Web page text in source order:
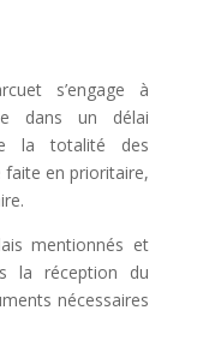
s’engage à
dans un délai
la totalité des
en prioritaire,
mentionnés et
la réception du
nécessaires